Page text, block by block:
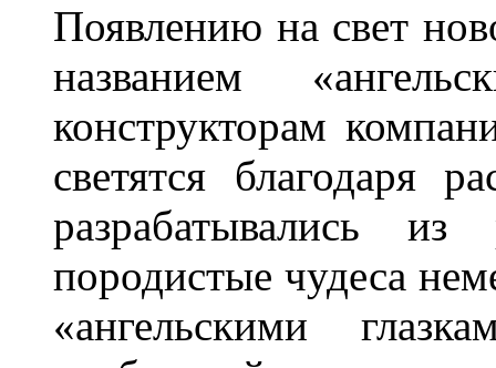
Появлению на свет
названием
конструкторам
светятся благодаря
разрабатывались
породистые чудеса
«ангельскими